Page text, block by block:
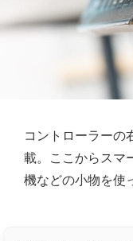
コントローラーの
載。ここからスマ
機などの小物を使